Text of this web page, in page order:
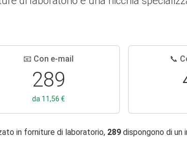
📧 Con e-mail
289
da 11,56 €
📞
in forniture di laboratorio, 289 dispongono di un